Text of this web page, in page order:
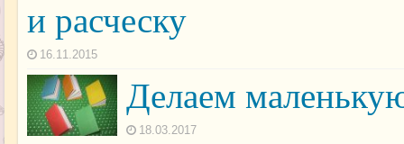
и расческу
16.11.2015
Делаем
18.03.2017